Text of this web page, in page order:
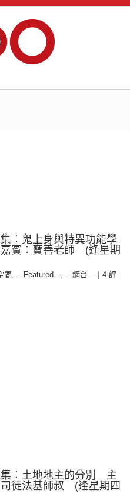
︰鬼上身與特異功能學
賓︰寶善老師 (逢星期
間 , -- Featured --, -- 網台 --
4 評
集︰土地地主的分別 主
徒法基師叔 (逢星期四